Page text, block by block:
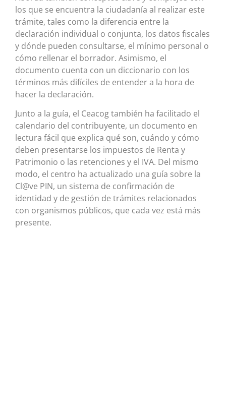
los que se encuentra la ciudadanía al realizar este
trámite, tales como la diferencia entre la
declaración individual o conjunta, los datos fiscales
y dónde pueden consultarse, el mínimo personal o
cómo rellenar el borrador. Asimismo, el
documento cuenta con un diccionario con los
términos más difíciles de entender a la hora de
hacer la declaración.
Junto a la guía, el Ceacog también ha facilitado el
calendario del contribuyente, un documento en
lectura fácil que explica qué son, cuándo y cómo
deben presentarse los impuestos de Renta y
Patrimonio o las retenciones y el IVA. Del mismo
modo, el centro ha actualizado una guía sobre la
Cl@ve PIN, un sistema de confirmación de
identidad y de gestión de trámites relacionados
con organismos públicos, que cada vez está más
presente.